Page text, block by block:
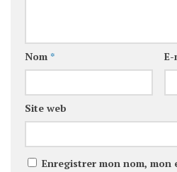
Nom * E-
Site web
Enregistrer mon nom, mon